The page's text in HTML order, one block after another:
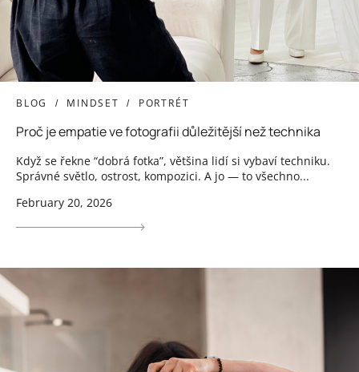
BLOG MINDSET PORTRÉT
Proč je empatie ve fotografii důležitější než technika
Když se řekne “dobrá fotka”, většina lidí si vybaví techniku.
Správné světlo, ostrost, kompozici. A jo — to všechno...
February 20, 2026